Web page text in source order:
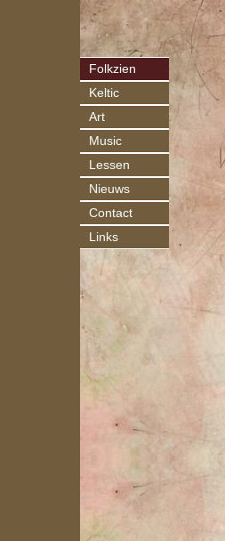
Folkzien
Keltic
Art
Music
Lessen
Nieuws
Contact
Links